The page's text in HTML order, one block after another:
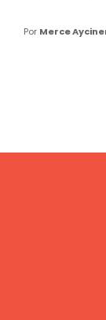
Por Merce